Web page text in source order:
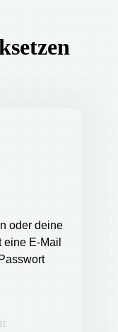
oder deine
E-Mail